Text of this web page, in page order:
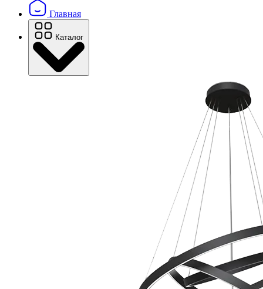
Главная
Каталог